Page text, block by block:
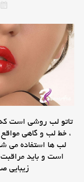
تاتو لب روشی است
، خط لب و گاهی
لب ها استفاده
است و باید
زیبایی